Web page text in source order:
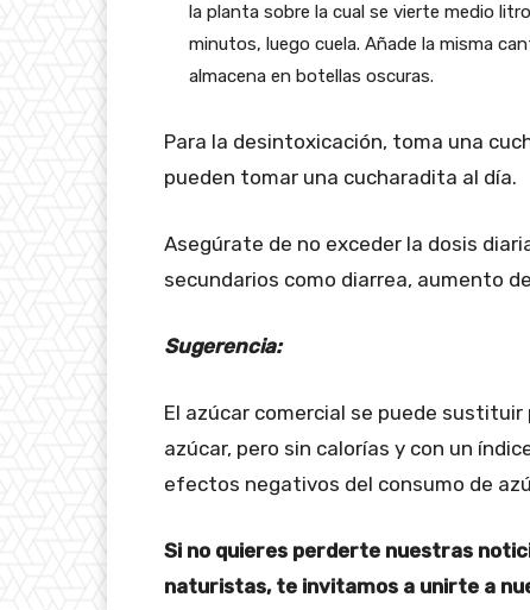
la planta sobre la cual se vierte medio
minutos, luego cuela. Añade la misma
almacena en botellas oscuras.
Para la desintoxicación, toma una
pueden tomar una cucharadita al día.
Asegúrate de no exceder la dosis
secundarios como diarrea, aumento
Sugerencia:
El azúcar comercial se puede sustituir
azúcar, pero sin calorías y con un
efectos negativos del consumo de
Si no quieres perderte nuestras
naturistas, te invitamos a unirte a